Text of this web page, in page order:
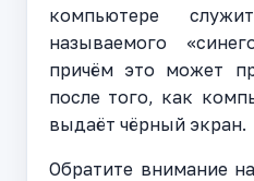
компьютере
называемого
причём это может
после того, как
выдаёт чёрный экран.
Обратите внимание